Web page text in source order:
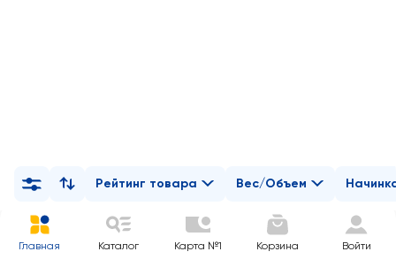
Рейтинг товара Вес/Объем
Главная Каталог Карта №1 Корзина Войти